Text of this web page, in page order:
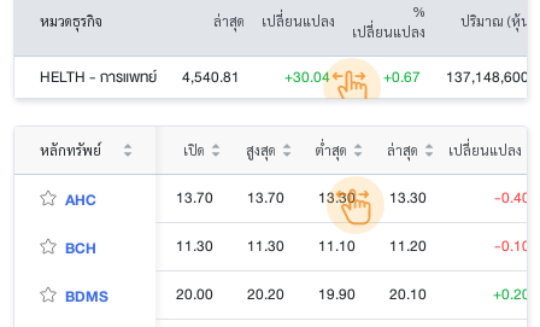
หมวดธุรกิจ ล่าสุด เปลี่ยนแปลง
%
เปลี่ยนแปลง
ปริมาณ (หุ้น)
HELTH - การแพทย์ 4,540.81 +30.04 +0.67 137,148,600
หลักทรัพย์ เปิด สูงสุด ต่ำสุด ล่าสุด เปลี่ยนแปลง
AHC 13.70 13.70 13.30 13.30 -0.40
BCH 11.30 11.30 11.10 11.20 -0.10
BDMS 20.00 20.20 19.90 20.10 +0.20